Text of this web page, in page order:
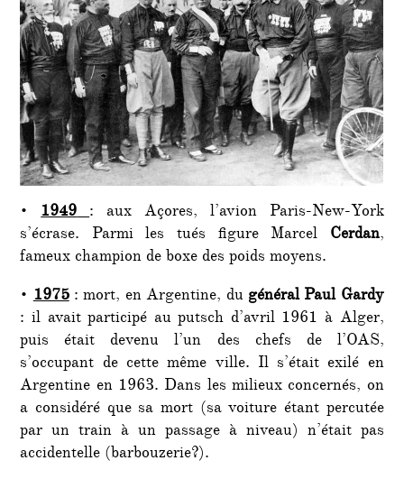
•1949 : aux Açores, l’avion Paris-New-York
s’écrase. Parmi les tués figure Marcel Cerdan,
fameux champion de boxe des poids moyens.
•1975 : mort, en Argentine, du général Paul Gardy
: il avait participé au putsch d’avril 1961 à Alger,
puis était devenu l’un des chefs de l’OAS,
s’occupant de cette même ville. Il s’était exilé en
Argentine en 1963. Dans les milieux concernés, on
a considéré que sa mort (sa voiture étant percutée
par un train à un passage à niveau) n’était pas
accidentelle (barbouzerie?).